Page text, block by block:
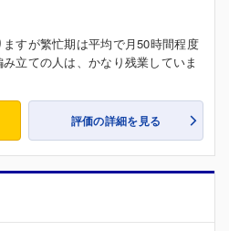
すが繁忙期は平均で月50時間程度
立ての人は、かなり残業していま
評価の詳細を見る